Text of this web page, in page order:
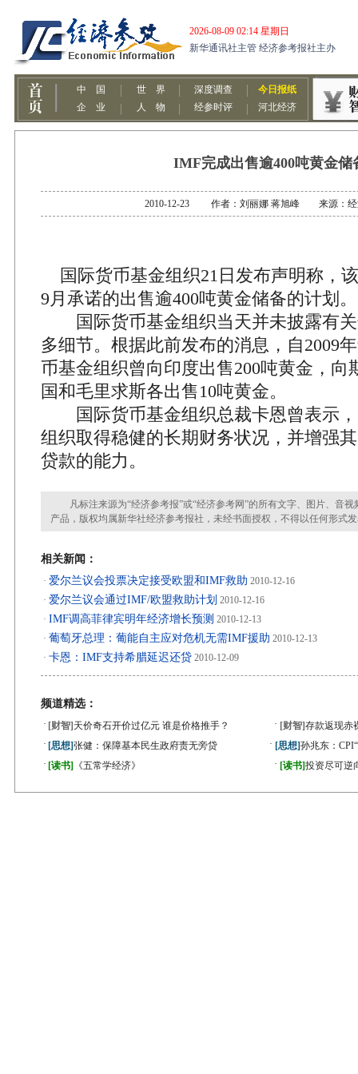
IMF完成出售逾400吨黄金储
2010-12-23 作者：刘丽娜 蒋旭峰 来源：经
国际货币基金组织21日发布声明称，
9月承诺的出售逾400吨黄金储备的计划。
国际货币基金组织当天并未披露有关
多细节。根据此前发布的消息，自2009
币基金组织曾向印度出售200吨黄金，向
国和毛里求斯各出售10吨黄金。
国际货币基金组织总裁卡恩曾表示，
组织取得稳健的长期财务状况，并增强
贷款的能力。
凡标注来源为“经济参考报”或“经济参考网”的所有文字、图片、音视
产品，版权均属新华社经济参考报社，未经书面授权，不得以任何形式
相关新闻：
· 爱尔兰议会投票决定接受欧盟和IMF救助 2010-12-16
· 爱尔兰议会通过IMF/欧盟救助计划 2010-12-16
· IMF调高菲律宾明年经济增长预测 2010-12-13
· 葡萄牙总理：葡能自主应对危机无需IMF援助 2010-12-13
· 卡恩：IMF支持希腊延迟还贷 2010-12-09
频道精选：
· [财智] 天价奇石开价过亿元 谁是价格推手？ · [财智]存款返现赤
· [思想]张健：保障基本民生政府责无旁贷 · [思想]孙兆东：
· [读书] 《五常学经济》 · [读书]投资尽可逆